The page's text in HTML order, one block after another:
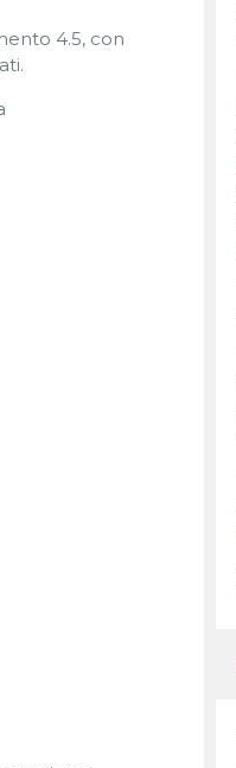
4.5, con